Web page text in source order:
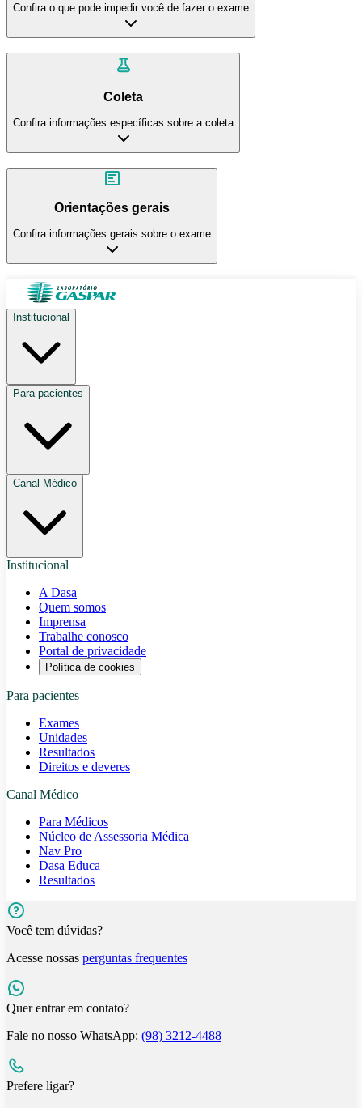
Confira o que pode impedir você de fazer o exame
Coleta
Confira informações específicas sobre a coleta
Orientações gerais
Confira informações gerais sobre o exame
Institucional
Para pacientes
Canal Médico
Institucional
A Dasa
Quem somos
Imprensa
Trabalhe conosco
Portal de privacidade
Política de cookies
Para pacientes
Exames
Unidades
Resultados
Direitos e deveres
Canal Médico
Para Médicos
Núcleo de Assessoria Médica
Nav Pro
Dasa Educa
Resultados
Você tem dúvidas?
Acesse nossas perguntas frequentes
Quer entrar em contato?
Fale no nosso WhatsApp: (98) 3212-4488
Prefere ligar?